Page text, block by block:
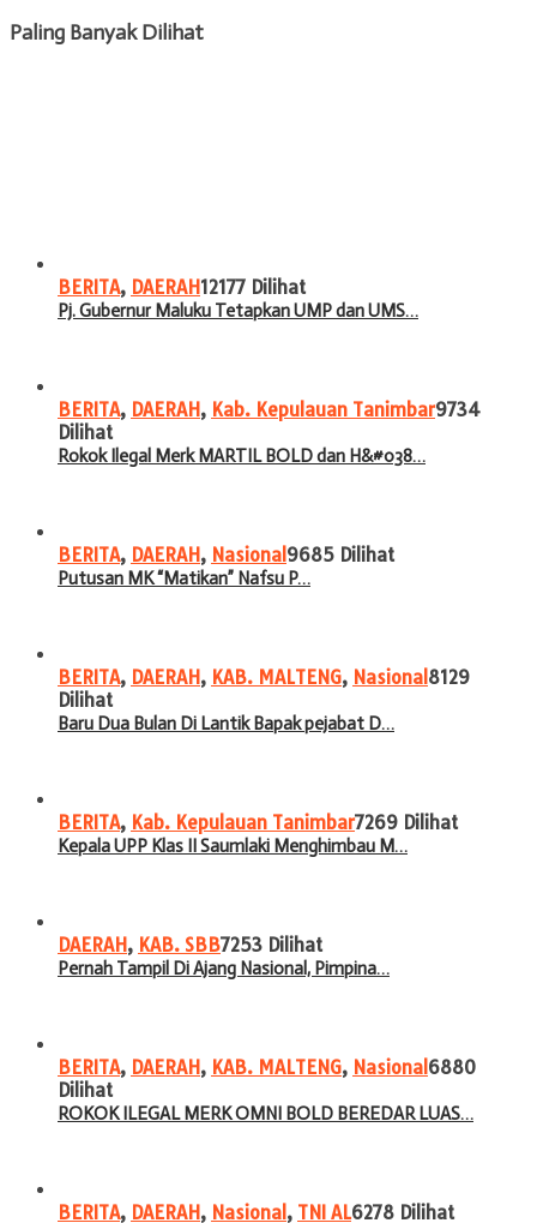
Paling Banyak Dilihat
BERITA, DAERAH12177 Dilihat
Pj. Gubernur Maluku Tetapkan UMP dan UMS…
BERITA, DAERAH, Kab. Kepulauan Tanimbar9734
Dilihat
Rokok Ilegal Merk MARTIL BOLD dan H&#038…
BERITA, DAERAH, Nasional 9685 Dilihat
Putusan MK “Matikan” Nafsu P…
BERITA, DAERAH, KAB. MALTENG, Nasional 8129
Dilihat
Baru Dua Bulan Di Lantik Bapak pejabat D…
BERITA, Kab. Kepulauan Tanimbar7269 Dilihat
Kepala UPP Klas II Saumlaki Menghimbau M…
DAERAH, KAB. SBB7253 Dilihat
Pernah Tampil Di Ajang Nasional, Pimpina…
BERITA, DAERAH, KAB. MALTENG, Nasional 6880
Dilihat
ROKOK ILEGAL MERK OMNI BOLD BEREDAR LUAS…
BERITA, DAERAH, Nasional , TNI AL6278 Dilihat